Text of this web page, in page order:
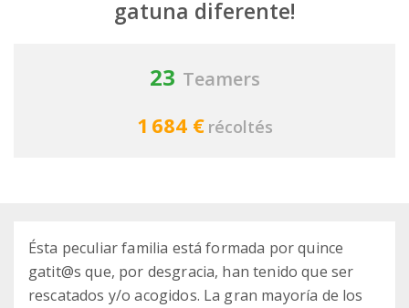
gatuna diferente!
23 Teamers
1 684 € récoltés
Ésta peculiar familia está formada por quince
gatit@s que, por desgracia, han tenido que ser
rescatados y/o acogidos. La gran mayoría de los